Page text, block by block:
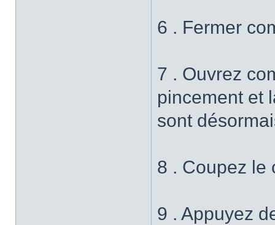
6 . Fermer
7 . Ouvrez
pincement et
sont
8 . Coupez le
9 . Appuyez